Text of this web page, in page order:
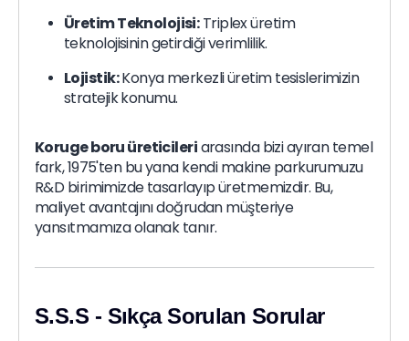
Üretim Teknolojisi:Triplex üretim
teknolojisinin getirdiği verimlilik.
Lojistik:Konya merkezli üretim tesislerimizin
stratejik konumu.
Koruge boru üreticileriarasında bizi ayıran temel
fark, 1975'ten bu yana kendi makine parkurumuzu
R&D birimimizde tasarlayıp üretmemizdir. Bu,
maliyet avantajını doğrudan müşteriye
yansıtmamıza olanak tanır.
S.S.S - Sıkça Sorulan Sorular